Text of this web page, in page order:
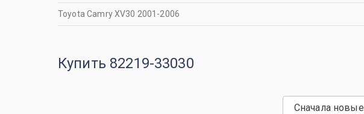
Toyota Camry XV30 2001-2006
Купить 82219-33030
Сначала новые